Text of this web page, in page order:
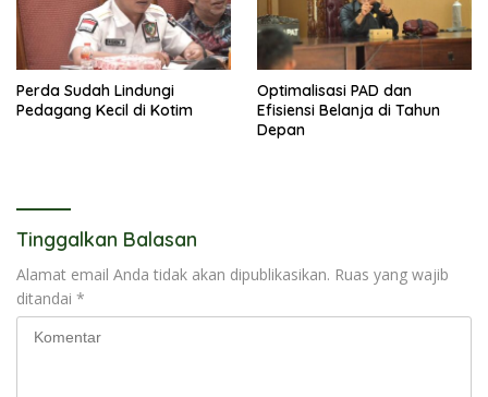
Perda Sudah Lindungi
Pedagang Kecil di Kotim
Optimalisasi PAD dan
Efisiensi Belanja di Tahun
Depan
Tinggalkan Balasan
Alamat email Anda tidak akan dipublikasikan. Ruas yang wajib
ditandai *